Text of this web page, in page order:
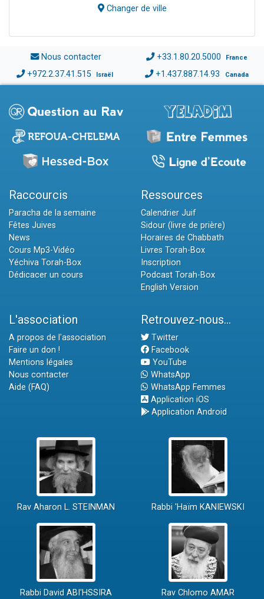
Changer de ville
Nous contacter +33.1.80.20.5000 France
+972.2.37.41.515 Israël +1.437.887.14.93 Canada
Raccourcis
Paracha de la semaine
Fêtes Juives
News
Cours Mp3-Vidéo
Yéchiva Torah-Box
Dédicacer un cours
Ressources
Calendrier Juif
Sidour (livre de prière)
Horaires de Chabbath
Livres Torah-Box
Inscription
Podcast Torah-Box
English Version
L'association
A propos de l'association
Faire un don !
Mentions légales
Nous contacter
Aide (FAQ)
Retrouvez-nous...
Twitter
Facebook
YouTube
WhatsApp
WhatsApp Femmes
Application iOS
Application Android
Rav Aharon L. STEINMAN Rabbi 'Haïm KANIEWSKI
Rabbi David ABI'HSSIRA Rav Chlomo AMAR